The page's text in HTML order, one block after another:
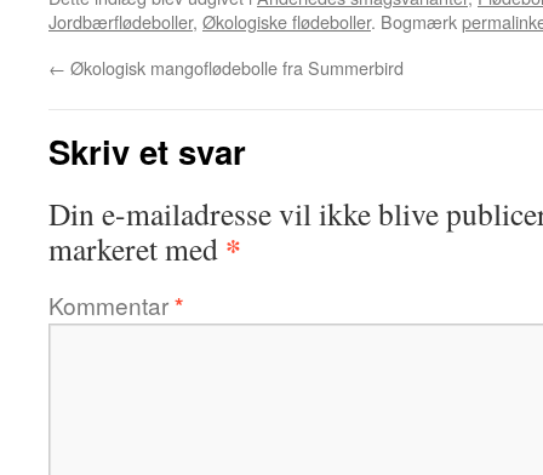
Jordbærflødeboller, Økologiske flødeboller. Bogmærk
← Økologisk mangoflødebolle fra Summerbird
Skriv et svar
Din e-mailadresse vil ikke blive
markeret med *
Kommentar*